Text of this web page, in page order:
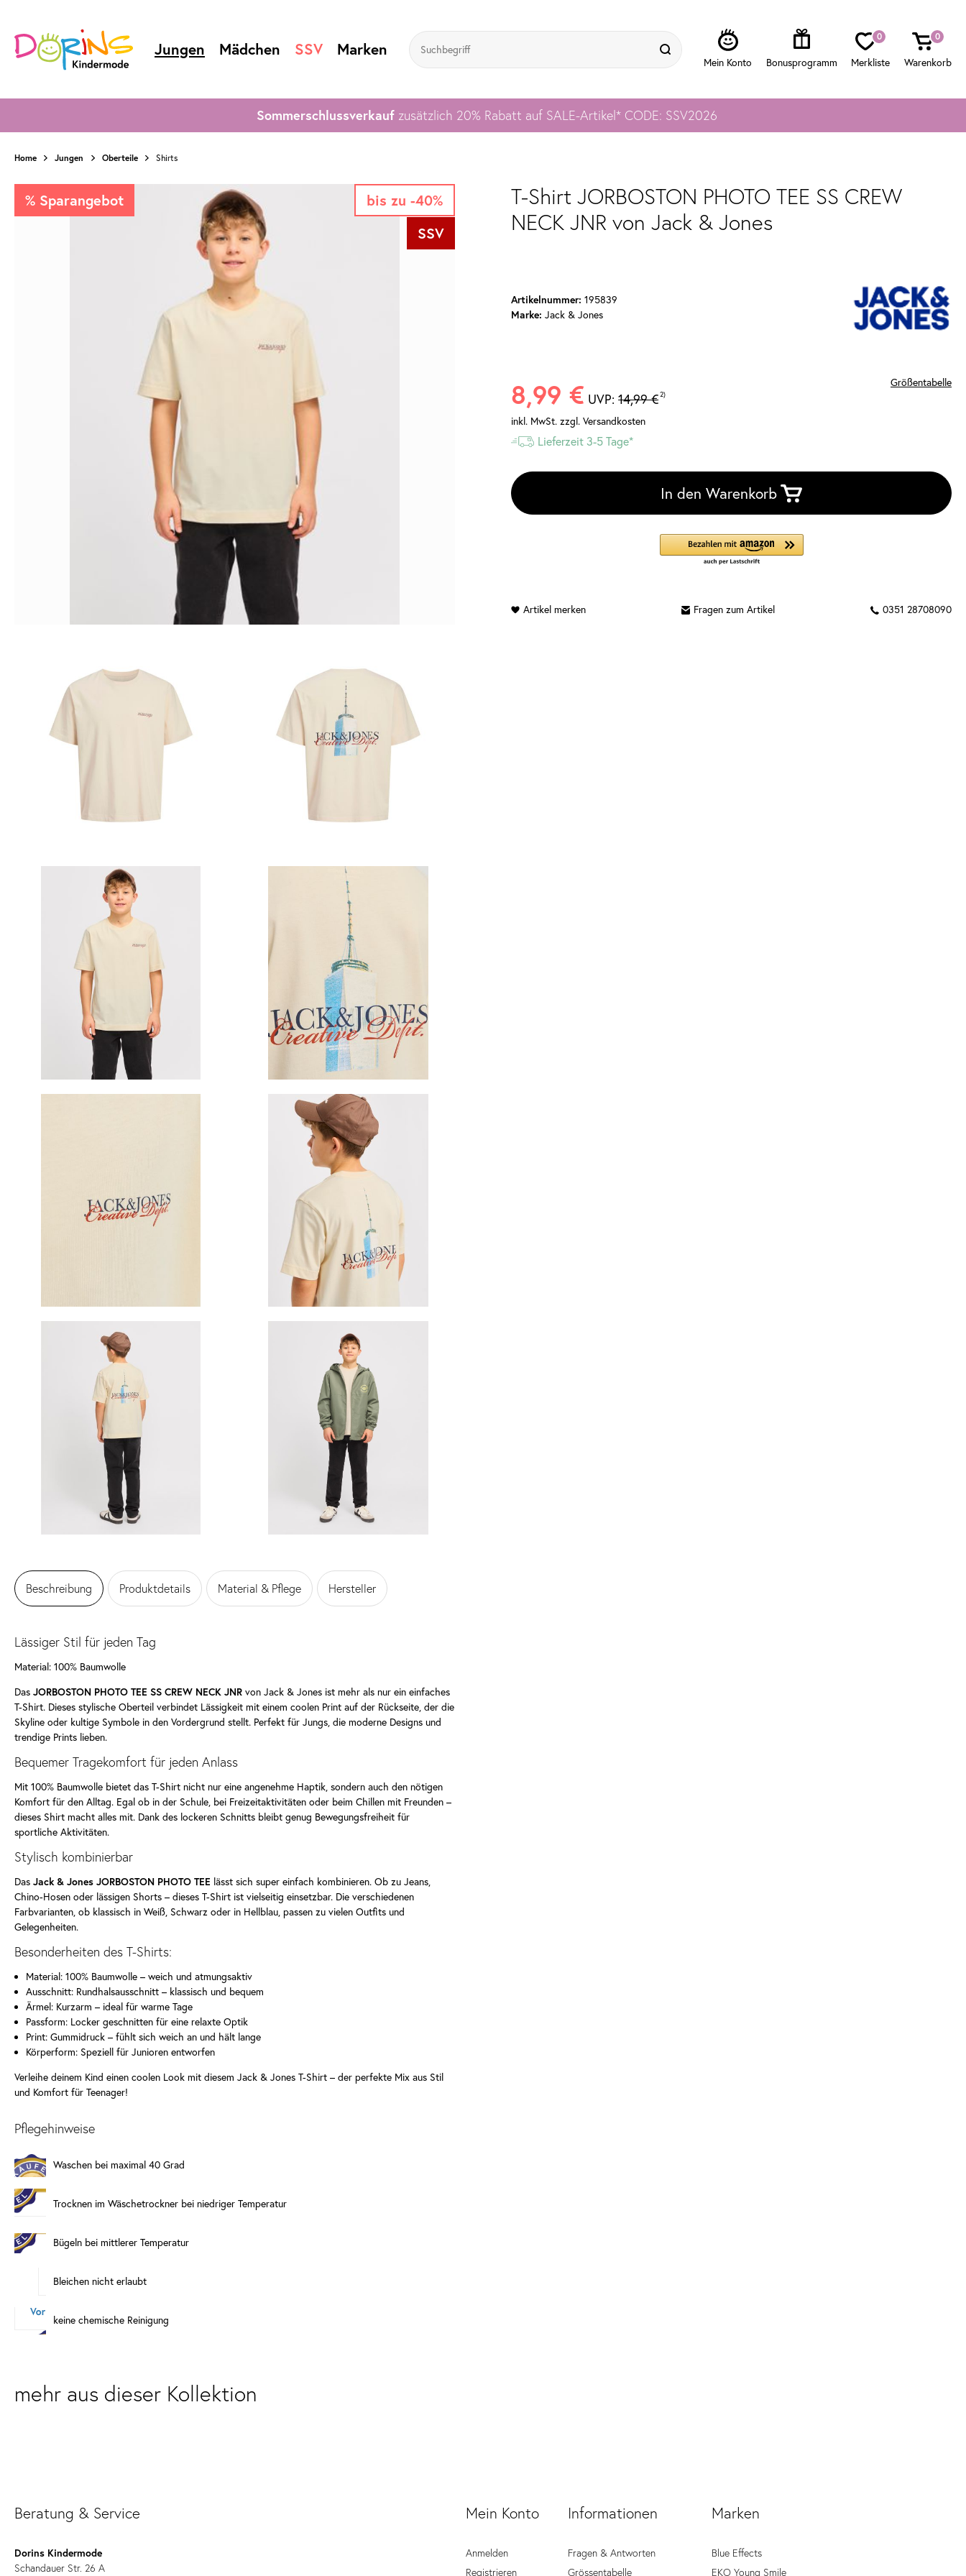
Jungen Mädchen SSV Marken
0 0
Sommerschlussverkaufzusätzlich 20% Rabatt auf SALE-Artikel* CODE: SSV2026
Home Jungen Oberteile Shirts
bis zu -40%
% Sparangebot
SSV
Beschreibung Produktdetails Material & Pflege Hersteller
Lässiger Stil für jeden Tag
Material: 100% Baumwolle
Das JORBOSTON PHOTO TEE SS CREW NECK JNR von Jack & Jones ist mehr als nur ein einfaches
T-Shirt. Dieses stylische Oberteil verbindet Lässigkeit mit einem coolen Print auf der Rückseite, der die
Skyline oder kultige Symbole in den Vordergrund stellt. Perfekt für Jungs, die moderne Designs und
trendige Prints lieben.
Bequemer Tragekomfort für jeden Anlass
Mit 100% Baumwolle bietet das T-Shirt nicht nur eine angenehme Haptik, sondern auch den nötigen
Komfort für den Alltag. Egal ob in der Schule, bei Freizeitaktivitäten oder beim Chillen mit Freunden –
dieses Shirt macht alles mit. Dank des lockeren Schnitts bleibt genug Bewegungsfreiheit für
sportliche Aktivitäten.
Stylisch kombinierbar
Das Jack & Jones JORBOSTON PHOTO TEE lässt sich super einfach kombinieren. Ob zu Jeans,
Chino-Hosen oder lässigen Shorts – dieses T-Shirt ist vielseitig einsetzbar. Die verschiedenen
Farbvarianten, ob klassisch in Weiß, Schwarz oder in Hellblau, passen zu vielen Outfits und
Gelegenheiten.
Besonderheiten des T-Shirts:
Material: 100% Baumwolle – weich und atmungsaktiv
Ausschnitt: Rundhalsausschnitt – klassisch und bequem
Ärmel: Kurzarm – ideal für warme Tage
Passform: Locker geschnitten für eine relaxte Optik
Print: Gummidruck – fühlt sich weich an und hält lange
Körperform: Speziell für Junioren entworfen
Verleihe deinem Kind einen coolen Look mit diesem Jack & Jones T-Shirt – der perfekte Mix aus Stil
und Komfort für Teenager!
Pflegehinweise
Waschen bei maximal 40 Grad
Trocknen im Wäschetrockner bei niedriger Temperatur
Bügeln bei mittlerer Temperatur
Bleichen nicht erlaubt
keine chemische Reinigung
T-Shirt JORBOSTON PHOTO TEE SS CREW
NECK JNR von Jack & Jones
Artikelnummer: 195839
Marke: Jack & Jones
Größentabelle
8,99 € UVP:14,99 €2)
inkl. MwSt.zzgl. Versandkosten
Lieferzeit 3-5 Tage*
In den Warenkorb
Fragen zum Artikel 0351 28708090
mehr aus dieser Kollektion
Mein Konto
Anmelden
Registrieren
Informationen
Fragen & Antworten
Grössentabelle
Marken
Blue Effects
EKO Young Smile
Beratung & Service
Dorins Kindermode
Schandauer Str. 26 A